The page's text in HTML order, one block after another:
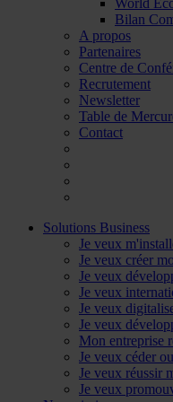
World
Bilan
A propos
Partenaires
Centre de
Recrutement
Newsletter
Table de
Contact
Solutions Business
Je veux
Je veux créer
Je veux
Je veux
Je veux
Je veux
Mon entreprise
Je veux céder
Je veux réussir
Je veux